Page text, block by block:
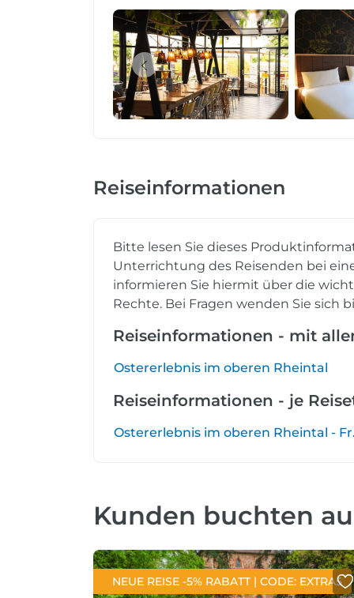
Reiseinformationen
Bitte lesen Sie dieses
Unterrichtung des Reisenden bei
informieren Sie hiermit über die
Rechte. Bei Fragen wenden Sie sich
Reiseinformationen - mit
Ostererlebnis im oberen Rheintal
Reiseinformationen - je
Ostererlebnis im oberen Rheintal - Fr.
Kunden buchten
NEUE REISE -5% RABATT | CODE: EXTRA5